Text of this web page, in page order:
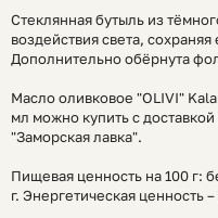
Стеклянная бутыль из
воздействия света,
Дополнительно обёрнута
Масло оливковое "OLIVI"
мл можно купить с
"Заморская лавка".
Пищевая ценность на 100 г:
г. Энергетическая ценность